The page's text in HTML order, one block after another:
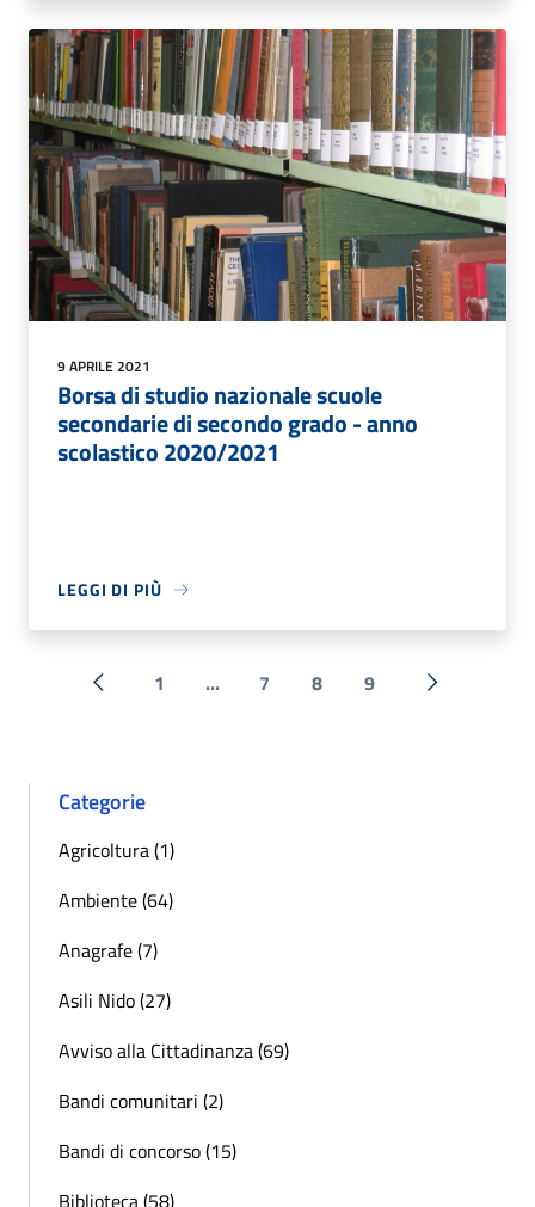
9 APRILE 2021
Borsa di studio nazionale scuole
secondarie di secondo grado - anno
scolastico 2020/2021
LEGGI DI PIÙ
« Precedente
1 ... 7 8 9 Successiva
Categorie
Agricoltura (1)
Ambiente (64)
Anagrafe (7)
Asili Nido (27)
Avviso alla Cittadinanza (69)
Bandi comunitari (2)
Bandi di concorso (15)
Biblioteca (58)